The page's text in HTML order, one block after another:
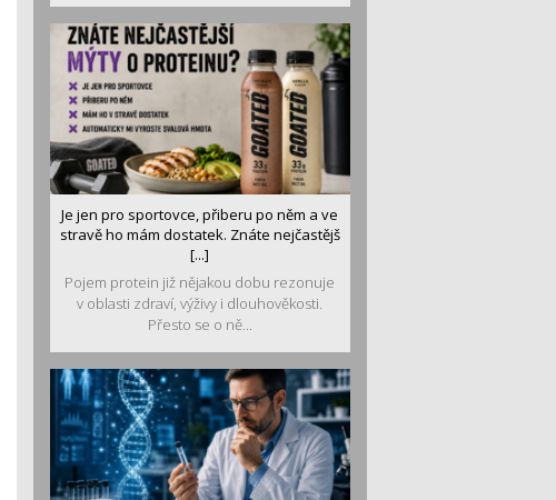
Je jen pro sportovce, přiberu po něm a ve
stravě ho mám dostatek. Znáte nejčastějš
[...]
Pojem protein již nějakou dobu rezonuje
v oblasti zdraví, výživy i dlouhověkosti.
Přesto se o ně...